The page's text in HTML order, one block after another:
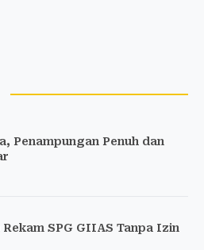
Penampungan Penuh dan
SPG GIIAS Tanpa Izin